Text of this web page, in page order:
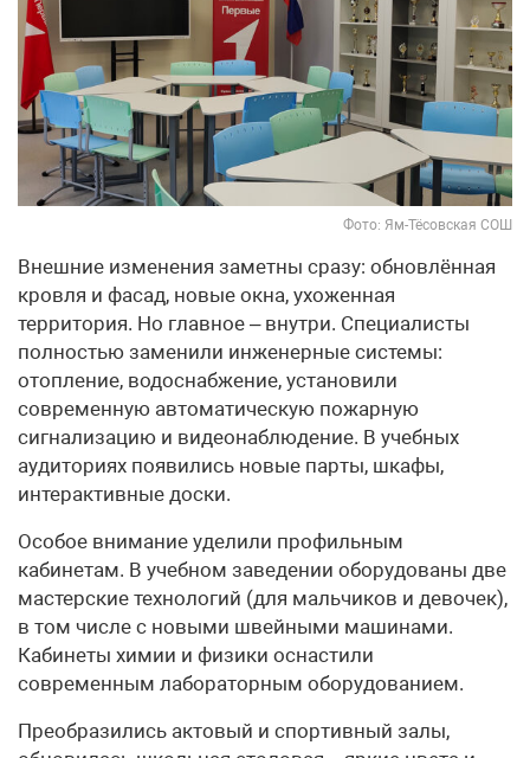
Фото: Ям-Тёсовская СОШ
Внешние изменения заметны сразу: обновлённая
кровля и фасад, новые окна, ухоженная
территория. Но главное – внутри. Специалисты
полностью заменили инженерные системы:
отопление, водоснабжение, установили
современную автоматическую пожарную
сигнализацию и видеонаблюдение. В учебных
аудиториях появились новые парты, шкафы,
интерактивные доски.
Особое внимание уделили профильным
кабинетам. В учебном заведении оборудованы две
мастерские технологий (для мальчиков и девочек),
в том числе с новыми швейными машинами.
Кабинеты химии и физики оснастили
современным лабораторным оборудованием.
Преобразились актовый и спортивный залы,